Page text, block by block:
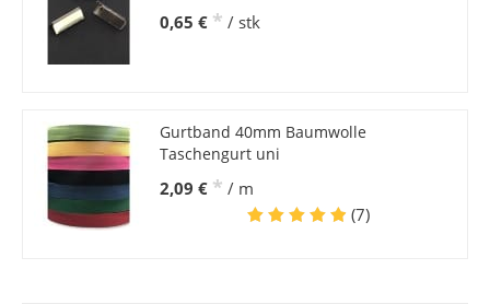
0,65 € * / stk
Gurtband 40mm Baumwolle
Taschengurt uni
2,09 € * / m
(7)